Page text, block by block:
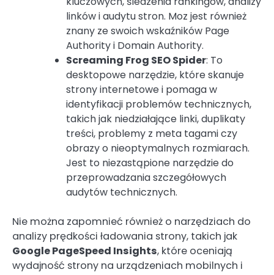
linków i audytu stron. Moz jest również
znany ze swoich wskaźników Page
Authority i Domain Authority.
Screaming Frog SEO Spider: To
desktopowe narzędzie, które skanuje
strony internetowe i pomaga w
identyfikacji problemów technicznych,
takich jak niedziałające linki, duplikaty
treści, problemy z meta tagami czy
obrazy o nieoptymalnych rozmiarach.
Jest to niezastąpione narzędzie do
przeprowadzania szczegółowych
audytów technicznych.
Nie można zapomnieć również o narzędziach do
analizy prędkości ładowania strony, takich jak
Google PageSpeed Insights, które oceniają
wydajność strony na urządzeniach mobilnych i